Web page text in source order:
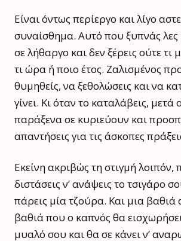
Είναι όντως περίεργο και λίγο
συναίσθημα. Αυτό που ξυπνάς λες
σελήθαργο και δεν ξέρεις ούτε τι
τι ώρα ή ποιο έτος. Ζαλισμένος
θυμηθείς, να ξεθολώσεις και να
γίνει. Κι όταν το καταλάβεις,
παράξενα σε κυριεύουν και
απαντήσεις για τις άσκοπες
Εκείνη ακριβώς τη στιγμή
διστάσεις ν’ ανάψεις το τσιγάρο
πάρεις μία τζούρα. Και μια
βαθιά που ο καπνός θα
μυαλό σου και θα σε κάνει ν’